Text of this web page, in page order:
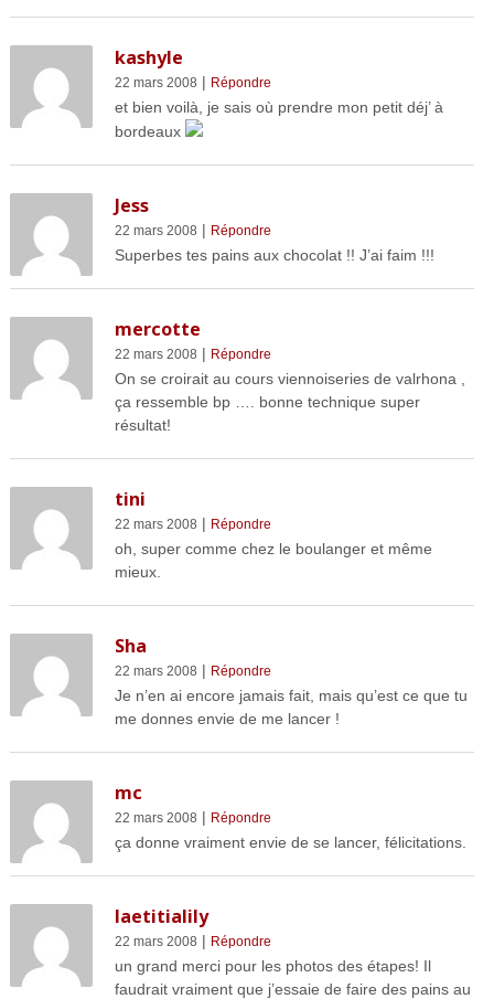
kashyle
22 mars 2008 | Répondre
et bien voilà, je sais où prendre mon petit déj’ à
bordeaux
Jess
22 mars 2008 | Répondre
Superbes tes pains aux chocolat !! J’ai faim !!!
mercotte
22 mars 2008 | Répondre
On se croirait au cours viennoiseries de valrhona ,
ça ressemble bp …. bonne technique super
résultat!
tini
22 mars 2008 | Répondre
oh, super comme chez le boulanger et même
mieux.
Sha
22 mars 2008 | Répondre
Je n’en ai encore jamais fait, mais qu’est ce que tu
me donnes envie de me lancer !
mc
22 mars 2008 | Répondre
ça donne vraiment envie de se lancer, félicitations.
laetitialily
22 mars 2008 | Répondre
un grand merci pour les photos des étapes! Il
faudrait vraiment que j’essaie de faire des pains au